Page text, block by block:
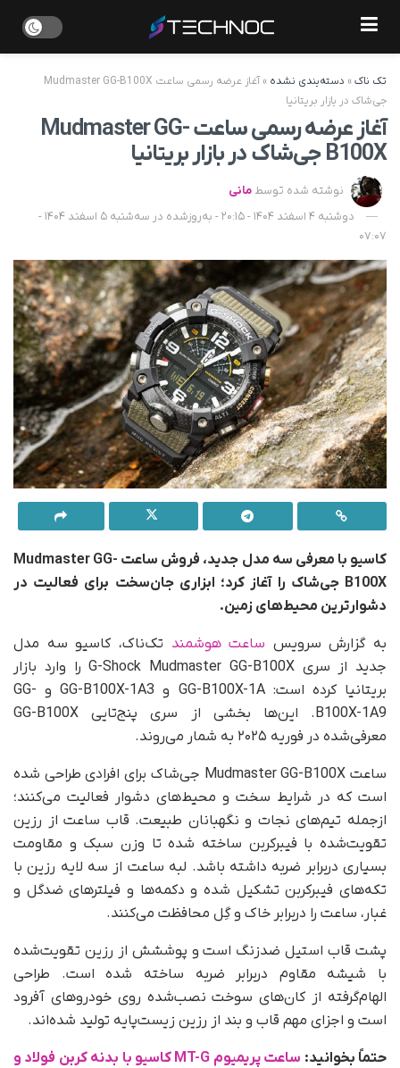
تک ناک» دسته‌بندی نشده »
آغاز عرضه رسمی ساعت Mudmaster GG-B100X
جی‌شاک در بازار بریتانیا
آغاز عرضه رسمی ساعت Mudmaster GG-
B100X جی‌شاک در بازار بریتانیا
نوشته شده توسط مانی
دوشنبه 4 اسفند 1404 - 20:15 - به‌روزشده در سه‌شنبه 5 اسفند 1404 -
07:07
کاسیو با معرفی سه مدل جدید، فروش ساعت Mudmaster GG-
B100X جی‌شاک را آغاز کرد؛ ابزاری جان‌سخت برای فعالیت در
دشوارترین محیط‌های زمین.
به گزارش سرویس ساعت هوشمند تک‌ناک، کاسیو سه مدل
جدید از سری G-Shock Mudmaster GG-B100X را وارد بازار
بریتانیا کرده است: GG-B100X-1A و GG-B100X-1A3 و GG-
B100X-1A9. این‌ها بخشی از سری پنج‌تایی GG-B100X
معرفی‌شده در فوریه ۲۰۲۵ به شمار می‌روند.
ساعت Mudmaster GG-B100X جی‌شاک برای افرادی طراحی شده
است که در شرایط سخت و محیط‌های دشوار فعالیت می‌کنند؛
از‌جمله تیم‌های نجات و نگهبانان طبیعت. قاب ساعت از رزین
تقویت‌شده با فیبر‌کربن ساخته شده تا وزن سبک و مقاومت
بسیاری در‌برابر ضربه داشته باشد. لبه ساعت از سه لایه رزین با
تکه‌های فیبر‌کربن تشکیل شده و دکمه‌ها و فیلترهای ضدگل و
غبار، ساعت را در‌برابر خاک و گِل محافظت می‌کنند.
پشت قاب استیل ضدزنگ است و پوششش از رزین تقویت‌شده
با شیشه مقاوم دربرابر ضربه ساخته شده است. طراحی
الهام‌گرفته از کان‌های سوخت نصب‌شده روی خودروهای آفرود
است و اجزای مهم قاب و بند از رزین زیست‌پایه تولید شده‌اند.
حتماً بخوانید:
ساعت پریمیوم MT-G کاسیو با بدنه کربن فولاد و